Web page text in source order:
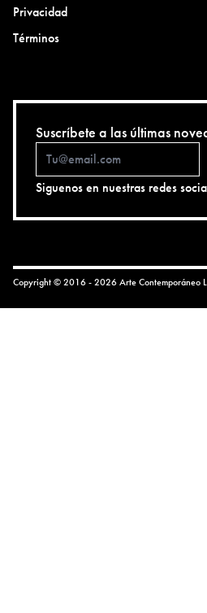
Privacidad
Términos
Suscríbete a las últimas
Siguenos en nuestras redes
Copyright © 2016 - 2026 Arte Contemporáneo